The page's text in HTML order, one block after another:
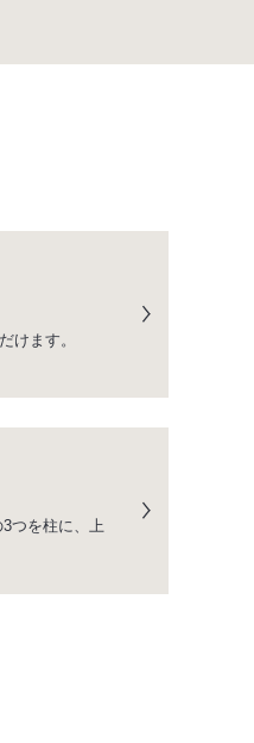
けます。
つを柱に、上